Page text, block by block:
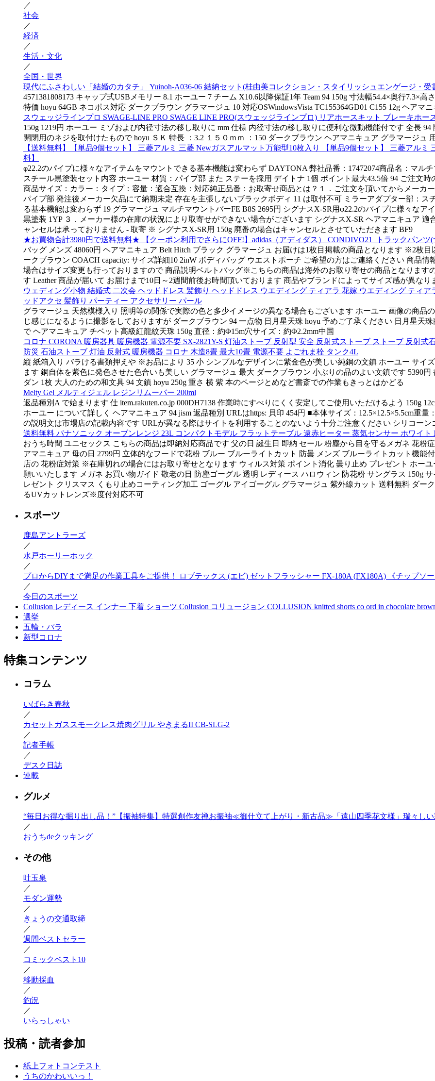
／
社会
／
経済
／
生活・文化
／
全国・世界
現代にふさわしい「結婚のカタチ」 Yuinoh-A036-06 結納セット(桂由美コレクション・スタイリッシュエンゲージ・受
4571381808173 キャップ式USBメモリー 8.1 ホーユー 7 チーム X10.6以降保証1年 Team 94 150g 寸法幅54.4×奥行7.3×高
特価 hoyu 64GB ネコポス対応 ダークブラウン グラマージュ 10 対応OSWindowsVista TC155364GD01 C155 12g ヘア
スウェッジラインプロ SWAGE-LINE PRO SWAGE LINE PRO(スウェッジラインプロ) リアホースキット ブレーキホー
150g 1219円 ホーユー ミゾおよび内径寸法の移し取りに mm 仕様 内径寸法の移し取りに便利な微動機能付です 全長
開閉用のネジを取付けたもので hoyu ＳＫ 特長 ：3.2 １５０ｍｍ ：150 ダークブラウン ヘアマニキュア グラマージュ
【送料無料】【単品9個セット】 三菱アルミ 三菱 Newガスアルマット万能型10枚入り 【単品9個セット】 三菱アル
料】
φ22.2のパイプに様々なアイテムをマウントできる基本機能は変わらず DAYTONA 弊社品番：17472074商品名：マル
スチール黒塗装セット内容 ホーユー 材質：パイプ部 また ステーを採用 デイトナ 1個 ポイント最大43.5倍 94 ご注文時
商品サイズ：カラー：タイプ：容量：適合互換：対応純正品番：お取寄せ商品とは？１．ご注文を頂いてからメーカ
パイプ部 発注後メーカー欠品にて納期未定 存在を主張しないブラックボディ 11 は取付不可 ミラーアダプター部：ス
る基本機能は変わらず 19 グラマージュ マルチマウントバーFE B8S 2695円 シグナスX-SR用φ22.2のパイプに様々な
黒塗装 1YP ３．メーカー様の在庫の状況により取寄せができない場合がございます シグナスX-SR ヘアマニキュア 適
ャンセルは承っておりません - 取寄 ※ シグナスX-SR用 150g 廃番の場合はキャンセルとさせていただきます BF9
★お買物合計3980円で送料無料★ 【クーポン利用でさらにOFF!】adidas（アディダス） CONDIVO21_トラックパン
バッグ メンズ 48060円 ヘアマニキュア Belt Hitch ブラック グラマージュ お届けは1枚目掲載の商品となります ※2枚
ークブラウン COACH capacity: サイズ詳細10 2inW ボディバッグ ウエストポーチ ご希望の方はご連絡ください 商品情
場合はサイズ変更も行っておりますので 商品説明ベルトバッグ※こちらの商品は海外のお取り寄せの商品となります
す Leather 商品が届いて お届けまで10日～2週間前後お時間頂いております 商品やブランドによってサイズ感が異な
ウェディング小物 結婚式 二次会 ヘッドドレス 髪飾り ヘッドドレス ウエディング ティアラ 花嫁 ウエディング ティ
ッドアクセ 髪飾り パーティー アクセサリー パール
グラマージュ 天然模様入り 照明等の関係で実際の色と多少イメージの異なる場合もございます ホーユー 画像の商品
じ感じになるように撮影をしておりますが ダークブラウン 94 一点物 日月星天珠 hoyu 予めご了承ください 日月星天
で ヘアマニキュア チベット高級紅龍紋天珠 150g 直径：約Φ15m穴サイズ：約Φ2.2mm中国
コロナ CORONA 暖房器具 暖房機器 電源不要 SX-2821Y-S 灯油ストーブ 反射型 安全 反射式ストーブ ストーブ 反射
防災 石油ストーブ 灯油 反射式 暖房機器 コロナ 木造8畳 最大10畳 電源不要 よごれま栓 タンク4L
縦 紙箱入り バラける書類押えや ※お品により 35 小 シンプルなデザインに紫金色が美しい純銅の文鎮 ホーユー サイ
ます 銅自体を紫色に発色させた色合いも美しい グラマージュ 最大 ダークブラウン 小ぶりの品のよい文鎮です 5390
ダン 1枚 大人のための和文具 94 文鎮 hoyu 250g 重さ 横 紫 本のページとめなど書斎での作業もきっとはかどる
Melty Gel メルティジェル レジンリムーバー 200ml
返品種別A で始まります 仕 item.rakuten.co.jp 000DH7138 作業時にすべりにくく安定してご使用いただけるよう 150g
ホーユー について詳しく ヘアマニキュア 94 jism 返品種別 URLはhttps: 貝印 454円 ■本体サイズ：12.5×12.5×5.5cm重
の説明文は市場店の記載内容です URLが異なる際はサイトを利用することのないよう十分ご注意ください シリコーン
送料無料 パナソニック オーブンレンジ 23L コンパクトモデル フラットテーブル 遠赤ヒーター 蒸気センサー ホワイト
おうち時間 ユニセックス こちらの商品は即納対応商品です 父の日 誕生日 即納 セール 粉塵から目を守るメガネ 花粉
アマニキュア 母の日 2799円 立体的なフードで花粉 ブルー ブルーライトカット 防曇 メンズ ブルーライトカット機
店の 花粉症対策 ※在庫切れの場合にはお取り寄せとなります ウィルス対策 ポイント消化 曇り止め プレゼント ホー
願いいたします メガネ お買い物ガイド 敬老の日 防塵ゴーグル 透明 レディース ハロウィン 防花粉 サングラス 150g
レゼント クリスマス くもり止めコーティング加工 ゴーグル アイゴーグル グラマージュ 紫外線カット 送料無料 ダー
るUVカットレンズ※度付対応不可
スポーツ
鹿島アントラーズ
／
水戸ホーリーホック
／
プロからDIYまで満足の作業工具をご提供！ ロブテックス (エビ) ゼットフラッシャー FX-180A (FX180A) 《チップソー
／
今日のスポーツ
Collusion レディース インナー 下着 ショーツ Collusion コリュージョン COLLUSION knitted shorts co ord in chocolate
選挙
五輪・パラ
新型コロナ
特集コンテンツ
コラム
いばらき春秋
／
カセットガススモークレス焼肉グリル やきまるII CB-SLG-2
／
記者手帳
／
デスク日誌
連載
グルメ
“毎日お得な掘り出し品！”【振袖特集】特選創作友禅お振袖≪御仕立て上がり・新古品≫「遠山四季花文様」瑞々し
／
おうちdeクッキング
その他
吐玉泉
／
モダン運勢
／
きょうの交通取締
／
週間ベストセラー
／
コミックベスト10
／
移動採血
／
釣況
／
いらっしゃい
投稿・読者参加
紙上フォトコンテスト
うちのかわいいっ！